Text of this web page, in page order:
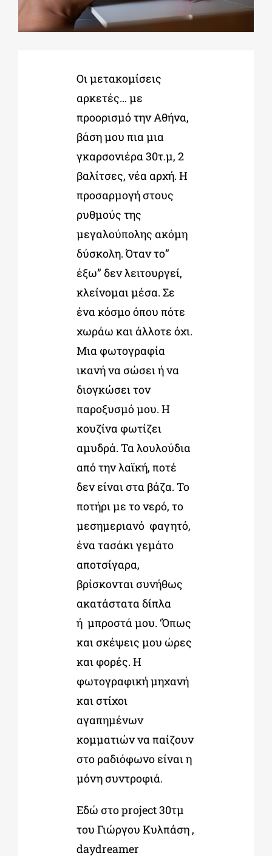
ΕΚΠΑΙΔΕΥΤΙΚΑ ΙΔΡΥΜΑΤΑ
ΠΟΛΙΤΙΣΤΙΚΟΙ ΦΟΡΕΙΣ
Οι μετακομίσεις
αρκετές… με
προορισμό την Αθήνα,
βάση μου πια μια
γκαρσονιέρα 30τ.μ, 2
βαλίτσες, νέα αρχή. Η
προσαρμογή στους
ρυθμούς της
μεγαλούπολης ακόμη
δύσκολη. Όταν το”
έξω” δεν λειτουργεί,
κλείνομαι μέσα. Σε
ένα κόσμο όπου πότε
χωράω και άλλοτε όχι.
Μια φωτογραφία
ικανή να σώσει ή να
διογκώσει τον
παροξυσμό μου. Η
κουζίνα φωτίζει
αμυδρά. Τα λουλούδια
από την λαϊκή, ποτέ
δεν είναι στα βάζα. Το
ποτήρι με το νερό, το
μεσημεριανό φαγητό,
ένα τασάκι γεμάτο
αποτσίγαρα,
βρίσκονται συνήθως
ακατάστατα δίπλα
ή μπροστά μου. ‘Όπως
και σκέψεις μου ώρες
και φορές. Η
φωτογραφική μηχανή
και στίχοι
αγαπημένων
κομματιών να παίζουν
στο ραδιόφωνο είναι η
μόνη συντροφιά.
Εδώ στο project 30τμ
του Γιώργου Κυλπάση ,
daydreamer